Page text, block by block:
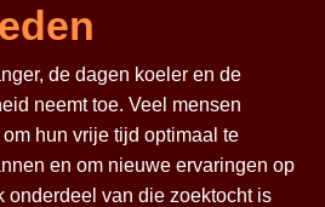
de dagen koeler en de
neemt toe. Veel mensen
hun vrije tijd optimaal te
en om nieuwe ervaringen op
onderdeel van die zoektocht is